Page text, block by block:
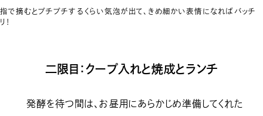
指で摘むとプチプチするくらい気泡が出て、きめ細かい表情になればバッチ
リ！
二限目：クープ入れと焼成とランチ
発酵を待つ間は、お昼用にあらかじめ準備してくれた